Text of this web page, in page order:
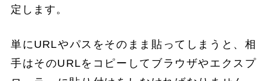
定します。
単にURLやパスをそのまま貼ってしまうと、相
手はそのURLをコピーしてブラウザやエクスプ